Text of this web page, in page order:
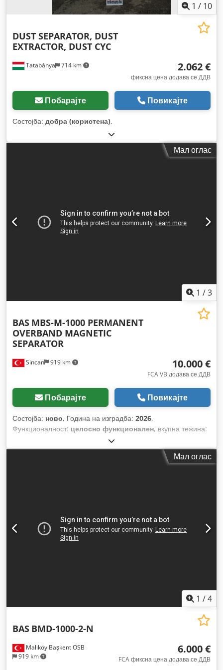
1 / 10
Tatabánya 714 km
DUST SEPARATOR, DUST
EXTRACTOR, DUST CYC
2.062 €
фиксна цена додава се ДДВ
Побарајте Повикајте
Состојба: добра (користена),
Мал оглас
1 /3
Sincan 919 km
BAS MBS-M-1000 PERMANENT
OVERBAND MAGNETIC
SEPARATOR
10.000 €
FCA VB додава се ДДВ
Побарајте Повикајте
Состојба: ново, Година на изградба: 2026,
Функционалност: целосно функционален, вкупна тежина:
2,2 kW (2,99 коњски сили)
Мал оглас
1 /4
Malıköy Başkent OSB
919 km
BAS BMD-1000-2-N
6.000 €
FCA фиксна цена додава се ДДВ